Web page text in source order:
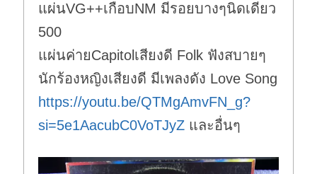
แผ่นVG++เกือบNM มีรอยบางๆนิดเดียว
500
แผ่นค่ายCapitolเสียงดี Folk ฟังสบายๆ
นักร้องหญิงเสียงดี มีเพลงดัง Love Song
https://youtu.be/QTMgAmvFN_g?
si=5e1AacubC0VoTJyZ และอื่นๆ